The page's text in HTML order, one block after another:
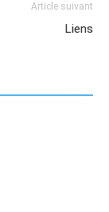
Article suivant
Liens